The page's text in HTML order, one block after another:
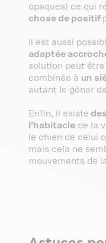
opaques) ce qui
chose de positif
Il est aussi
adaptée
solution peut être
combinée à un
autant le gêner
Enfin, il existe
l’habitacle de la
le chien de celui
mais cela ne
mouvements de